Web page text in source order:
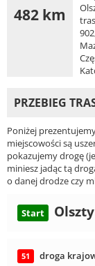
482 km
PRZEBIEG
Poniżej
miejscowości są
pokazujemy drogę
miniesz jadąc tą
o danej drodze czy
Start
51
droga